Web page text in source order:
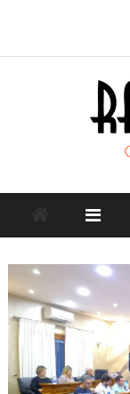
content